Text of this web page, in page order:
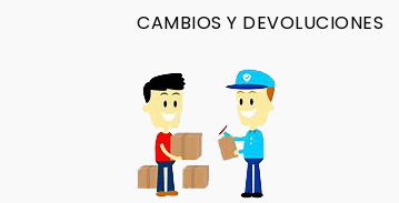
CAMBIOS Y DEVOLUCIONES